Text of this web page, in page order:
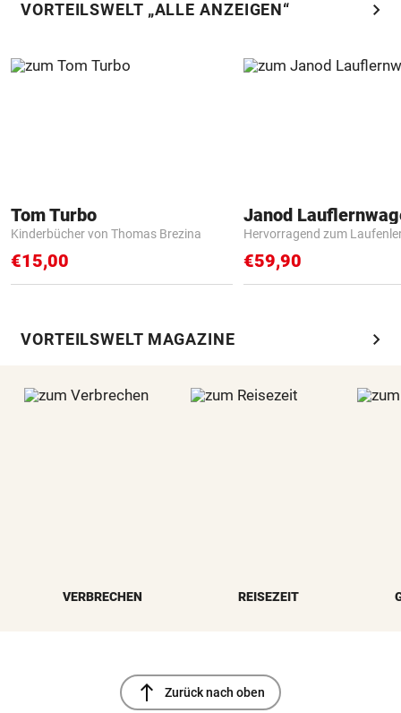
VORTEILSWELT „ALLE ANZEIGEN“ chevron_right
Tom Turbo
Kinderbücher von Thomas Brezina
€15,00
Janod
Hervorragend zum
€59,90
VORTEILSWELT MAGAZINE chevron_right
VERBRECHEN REISEZEIT
north Zurück nach oben